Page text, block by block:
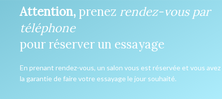
Attention,prenez rendez-vous par
téléphone
pour réserver un essayage
En prenant rendez-vous, un salon vous est réservée et vous avez
la garantie de faire votre essayage le jour souhaité.